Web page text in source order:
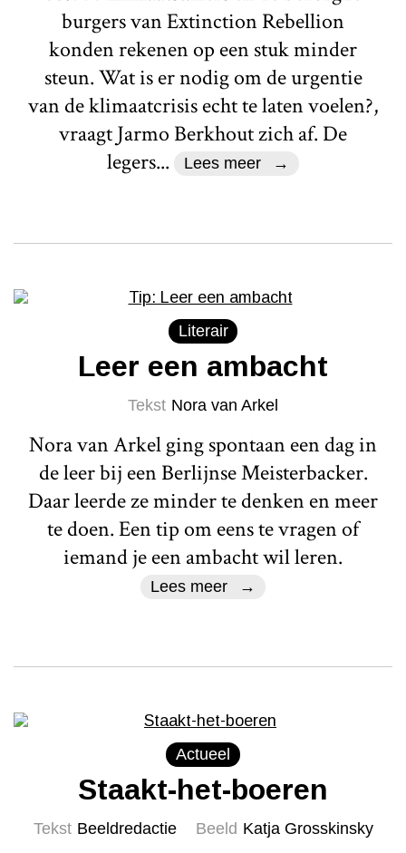
burgers van Extinction Rebellion
konden rekenen op een stuk minder
steun. Wat is er nodig om de urgentie
van de klimaatcrisis echt te laten voelen?,
vraagt Jarmo Berkhout zich af. De
legers...
Lees meer
Literair
Leer een ambacht
Tekst Nora van Arkel
Nora van Arkel ging spontaan een dag in
de leer bij een Berlijnse Meisterbacker.
Daar leerde ze minder te denken en meer
te doen. Een tip om eens te vragen of
iemand je een ambacht wil leren.
Lees meer
Actueel
Staakt-het-boeren
Tekst Beeldredactie Beeld Katja Grosskinsky